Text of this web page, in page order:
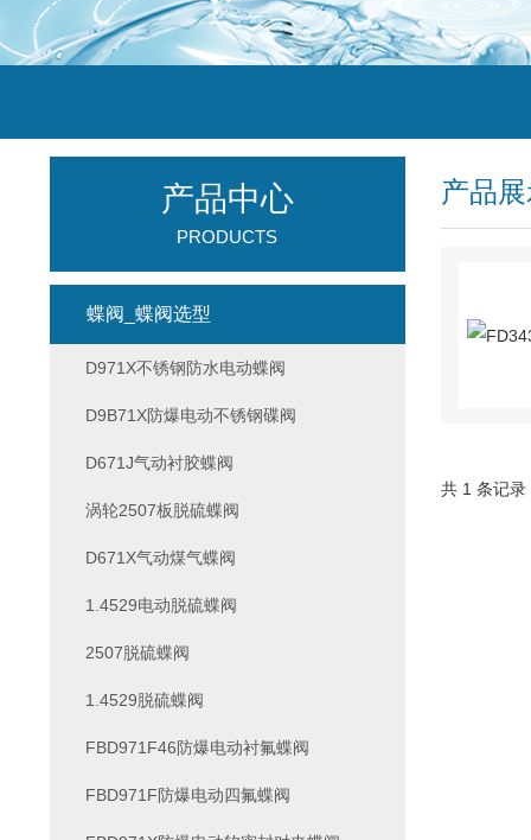
产品
共 1 条记
产品中心
PRODUCTS
蝶阀_蝶阀选型
D971X不锈钢防水电动蝶阀
D9B71X防爆电动不锈钢碟阀
D671J气动衬胶蝶阀
涡轮2507板脱硫蝶阀
D671X气动煤气蝶阀
1.4529电动脱硫蝶阀
2507脱硫蝶阀
1.4529脱硫蝶阀
FBD971F46防爆电动衬氟蝶阀
FBD971F防爆电动四氟蝶阀